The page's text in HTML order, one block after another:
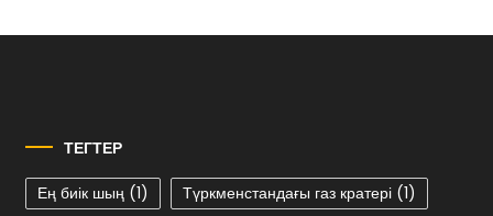
ТЕГТЕР
Ең биік шың (1) Түркменстандағы газ кратері (1)